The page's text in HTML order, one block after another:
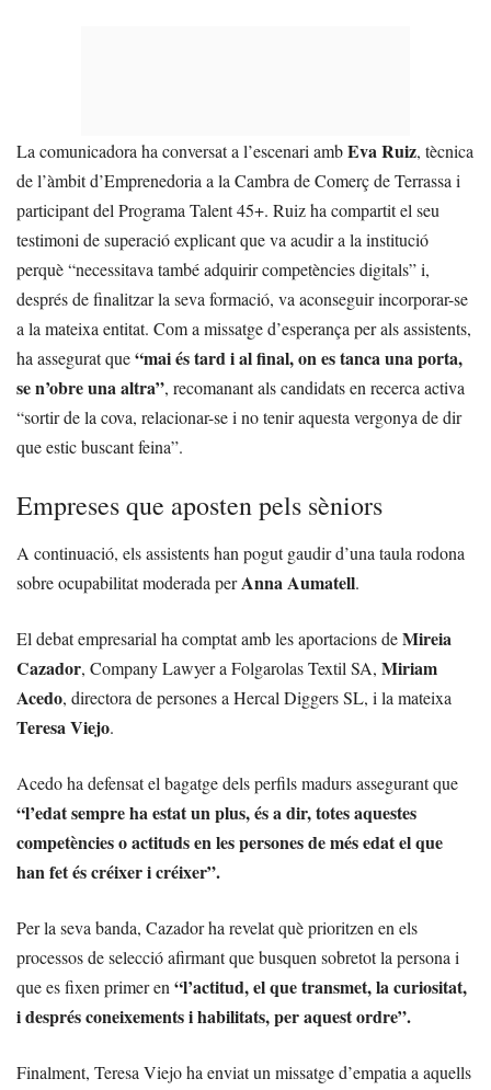
La comunicadora ha conversat a l’escenari ambEva Ruiz, tècnica
de l’àmbit d’Emprenedoria a la Cambra de Comerç de Terrassa i
participant del Programa Talent 45+. Ruiz ha compartit el seu
testimoni de superació explicant que va acudir a la institució
perquè “necessitava també adquirir competències digitals” i,
després de finalitzar la seva formació, va aconseguir incorporar-se
a la mateixa entitat. Com a missatge d’esperança per als assistents,
ha assegurat que“mai és tard i al final, on es tanca una porta,
se n’obre una altra”, recomanant als candidats en recerca activa
“sortir de la cova, relacionar-se i no tenir aquesta vergonya de dir
que estic buscant feina”.
Empreses que aposten pels sèniors
A continuació, els assistents han pogut gaudir d’una taula rodona
sobre ocupabilitat moderada perAnna Aumatell.
El debat empresarial ha comptat amb les aportacions deMireia
Cazador, Company Lawyer a Folgarolas Textil SA, Miriam
Acedo, directora de persones a Hercal Diggers SL, i la mateixa
Teresa Viejo.
Acedo ha defensat el bagatge dels perfils madurs assegurant que
“l’edat sempre ha estat un plus, és a dir, totes aquestes
competències o actituds en les persones de més edat el que
han fet és créixer i créixer”.
Per la seva banda, Cazador ha revelat què prioritzen en els
processos de selecció afirmant que busquen sobretot la persona i
que es fixen primer en“l’actitud, el que transmet, la curiositat,
i després coneixements i habilitats, per aquest ordre”.
Finalment, Teresa Viejo ha enviat un missatge d’empatia a aquells